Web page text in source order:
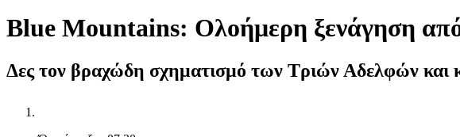
Blue Mountains: Ολοήμερη ξενάγηση
Δες τον βραχώδη σχηματισμό των Τριών Αδελφών και